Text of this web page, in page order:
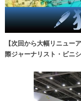
【次回から大幅リニュ
際ジャーナリスト・ビニ